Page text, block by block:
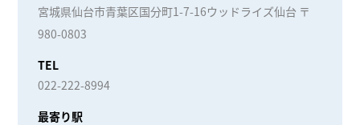
宮城県仙台市青葉区国分町1-7-16ウッドライズ仙台 〒
980-0803
TEL
022-222-8994
最寄り駅